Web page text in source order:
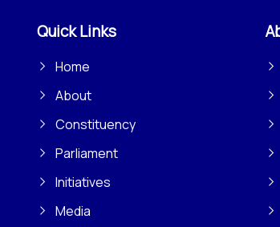
Quick Links
Home
About
Constituency
Parliament
Initiatives
Media